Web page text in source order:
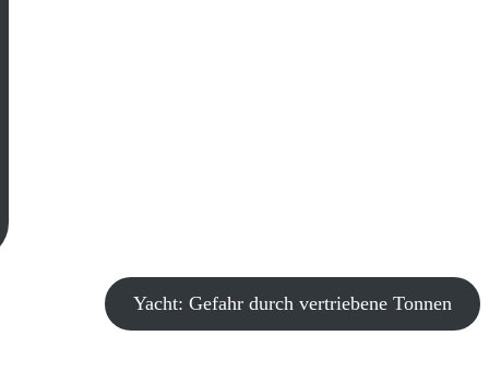
Yacht: Gefahr durch vertriebene Tonnen